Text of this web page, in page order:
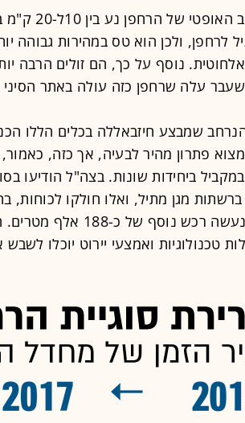
אורך
לרחפן, ולכן הוא טס במהירות גבוהה
נוסף על כך, הם זולים הרבה
עלה שרחפן כזה עולה באתר הסיני עלי אקספרס
שמבצע חיזבאללה בכלים הללו
למצוא פתרון מהיר לבעיה, אך כזה,
ביחידות שונות. בצה"ל הודיעו
ובמקביל נעשה רכש
טכנולוגיות ואמצעי יירוט יוכלו